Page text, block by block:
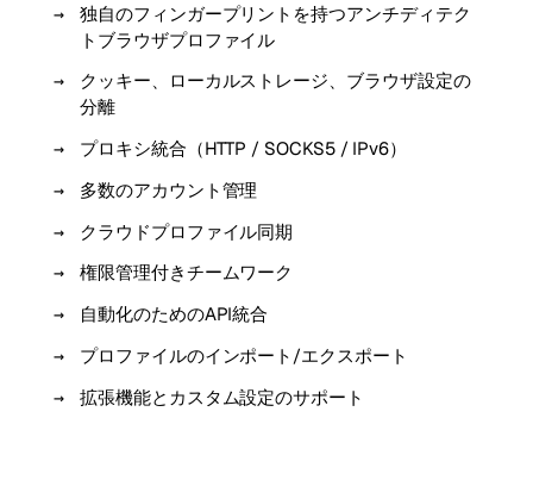
独自のフィンガープリントを持つアンチディテク
トブラウザプロファイル
クッキー、ローカルストレージ、ブラウザ設定の
分離
プロキシ統合（HTTP / SOCKS5 / IPv6）
多数のアカウント管理
クラウドプロファイル同期
権限管理付きチームワーク
自動化のためのAPI統合
プロファイルのインポート/エクスポート
拡張機能とカスタム設定のサポート